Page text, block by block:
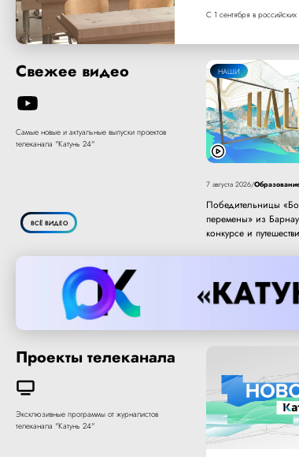
С 1 сентября в
Свежее видео
Самые новые и актуальные выпуски проектов
телеканала "Катунь 24"
ВСЁ ВИДЕО
НАШИ
7 августа 2026/
Победительницы
перемены» из
конкурсе и
Проекты телеканала
Эксклюзивные программы от журналистов
телеканала "Катунь 24"